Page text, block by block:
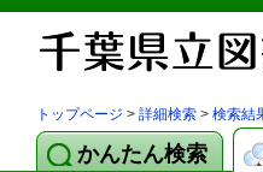
トップページ > 詳細検索 > 検索結
かんたん検索